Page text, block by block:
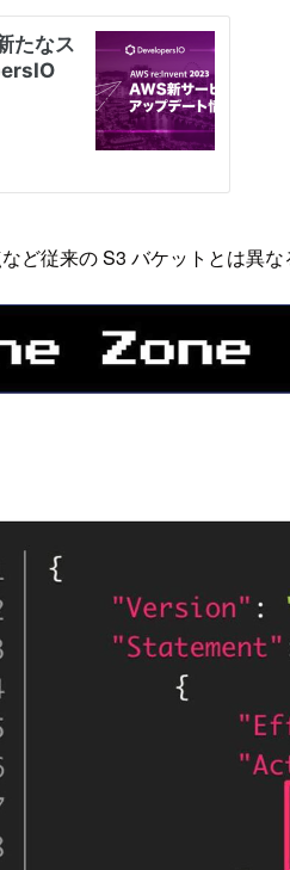
従来の S3 バケットとは異な